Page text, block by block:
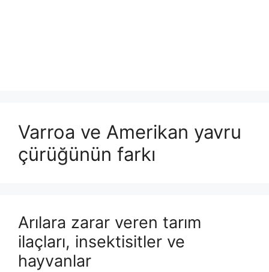
Varroa ve Amerikan yavru
çürüğünün farkı
Arılara zarar veren tarım
ilaçları, insektisitler ve
hayvanlar